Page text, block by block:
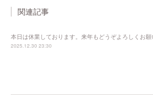
関連記事
本日は休業しております。来年もどうぞよろしくお願
2025.12.30 23:30